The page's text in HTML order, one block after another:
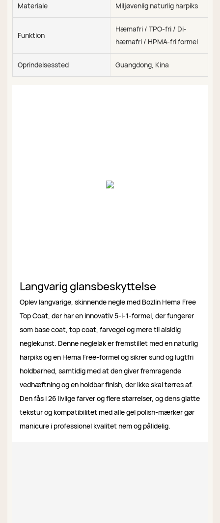
Materiale Miljøvenlig naturlig harpiks
Funktion
Hæmafri / TPO-fri / Di-
hæmafri / HPMA-fri formel
Oprindelsessted Guangdong, Kina
Langvarig glansbeskyttelse
Oplev langvarige, skinnende negle med Bozlin Hema Free
Top Coat, der har en innovativ 5-i-1-formel, der fungerer
som base coat, top coat, farvegel og mere til alsidig
neglekunst. Denne neglelak er fremstillet med en naturlig
harpiks og en Hema Free-formel og sikrer sund og lugtfri
holdbarhed, samtidig med at den giver fremragende
vedhæftning og en holdbar finish, der ikke skal tørres af.
Den fås i 26 livlige farver og flere størrelser, og dens glatte
tekstur og kompatibilitet med alle gel polish-mærker gør
manicure i professionel kvalitet nem og pålidelig.